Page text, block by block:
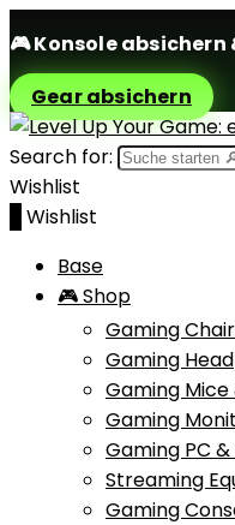
🎮Konsole absichern
Gear absichern
Search for:
Wishlist
Wishlist
Base
🎮 Shop
Gaming
Gaming
Gaming
Gaming
Gaming PC
Streaming
Gaming